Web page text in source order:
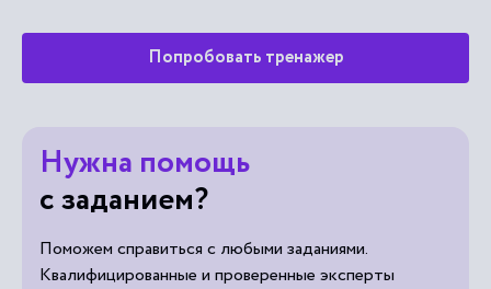
Попробовать тренажер
Нужна помощь
с заданием?
Поможем справиться с любыми заданиями.
Квалифицированные и проверенные эксперты